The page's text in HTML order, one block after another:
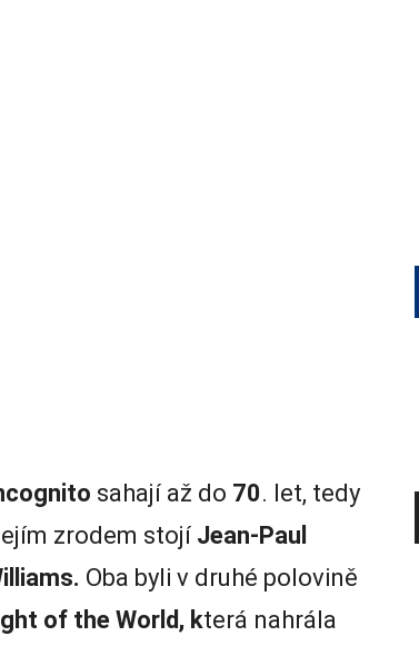
sahají až do 70. let, tedy
zrodem stojí Jean-Paul
Oba byli v druhé polovině
of the World, která nahrála